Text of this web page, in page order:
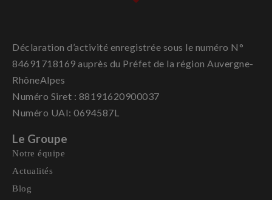
Déclaration d’activité enregistrée sous le numéro N°
84691718169 auprès du Préfet de la région Auvergne-
RhôneAlpes
Numéro Siret : 88191620900037
Numéro UAI: 0694587L
Le Groupe
Notre équipe
Actualités
Blog